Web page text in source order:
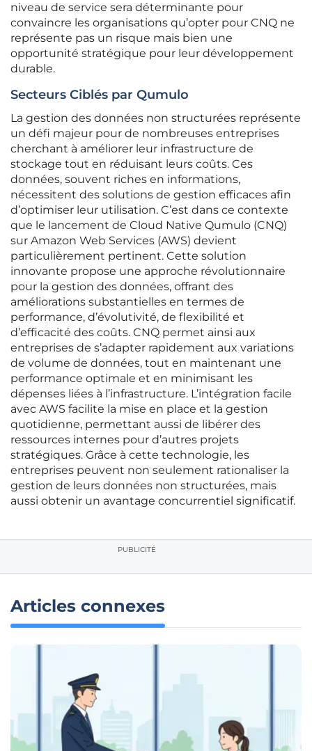
niveau de service sera déterminante pour
convaincre les organisations qu’opter pour CNQ ne
représente pas un risque mais bien une
opportunité stratégique pour leur développement
durable.
Secteurs Ciblés par Qumulo
La gestion des données non structurées représente
un défi majeur pour de nombreuses entreprises
cherchant à améliorer leur infrastructure de
stockage tout en réduisant leurs coûts. Ces
données, souvent riches en informations,
nécessitent des solutions de gestion efficaces afin
d’optimiser leur utilisation. C’est dans ce contexte
que le lancement de Cloud Native Qumulo (CNQ)
sur Amazon Web Services (AWS) devient
particulièrement pertinent. Cette solution
innovante propose une approche révolutionnaire
pour la gestion des données, offrant des
améliorations substantielles en termes de
performance, d’évolutivité, de flexibilité et
d’efficacité des coûts. CNQ permet ainsi aux
entreprises de s’adapter rapidement aux variations
de volume de données, tout en maintenant une
performance optimale et en minimisant les
dépenses liées à l’infrastructure. L’intégration facile
avec AWS facilite la mise en place et la gestion
quotidienne, permettant aussi de libérer des
ressources internes pour d’autres projets
stratégiques. Grâce à cette technologie, les
entreprises peuvent non seulement rationaliser la
gestion de leurs données non structurées, mais
aussi obtenir un avantage concurrentiel significatif.
PUBLICITÉ
Articles connexes